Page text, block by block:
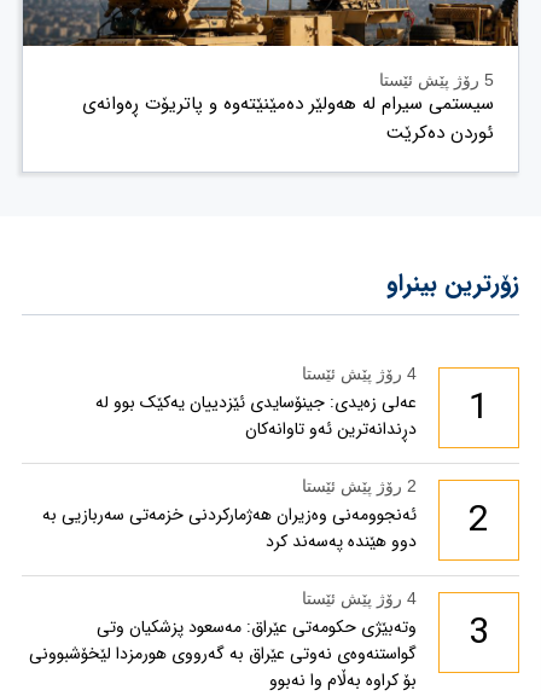
5 رۆژ پێش ئێستا
سیستمی سیرام لە هەولێر دەمێنێتەوە و پاتریۆت ڕەوانەی
ئوردن دەکرێت
زۆرترین بینراو
1
4 رۆژ پێش ئێستا
عەلی زەیدی: جینۆسایدی ئێزدییان یەکێک بوو لە
دڕندانەترین ئەو تاوانەکان
2
2 رۆژ پێش ئێستا
ئەنجوومەنی وەزیران هەژمارکردنی خزمەتی سەربازیی بە
دوو هێندە پەسەند کرد
3
4 رۆژ پێش ئێستا
وتەبێژی حکومەتی عێراق: مەسعود پزشكیان وتی
گواستنەوەی نەوتی عێراق بە گەرووی هورمزدا لێخۆشبوونی
بۆ كراوە بەڵام وا نەبوو